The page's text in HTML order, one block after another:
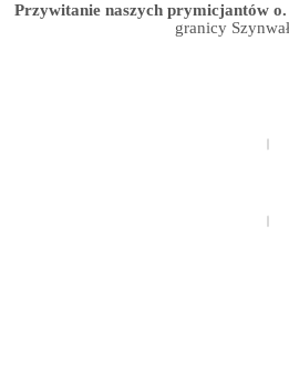
Przywitanie naszych prymicjantów
granicy